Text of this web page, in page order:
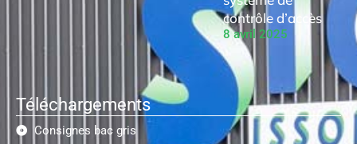
contrôle d’accès
8 avril 2025
Téléchargements
Consignes bac gris